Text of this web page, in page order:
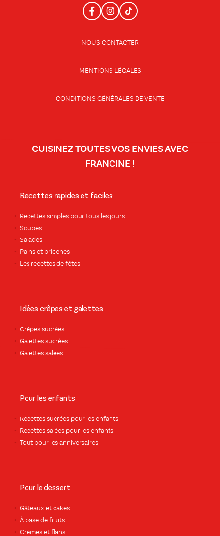
NOUS CONTACTER
MENTIONS LÉGALES
CONDITIONS GÉNÉRALES DE VENTE
CUISINEZ TOUTES VOS ENVIES AVEC
FRANCINE !
Recettes rapides et faciles
Recettes simples pour tous les jours
Soupes
Salades
Pains et brioches
Les recettes de fêtes
Idées crêpes et galettes
Crêpes sucrées
Galettes sucrées
Galettes salées
Pour les enfants
Recettes sucrées pour les enfants
Recettes salées pour les enfants
Tout pour les anniversaires
Pour le dessert
Gâteaux et cakes
À base de fruits
Crèmes et flans